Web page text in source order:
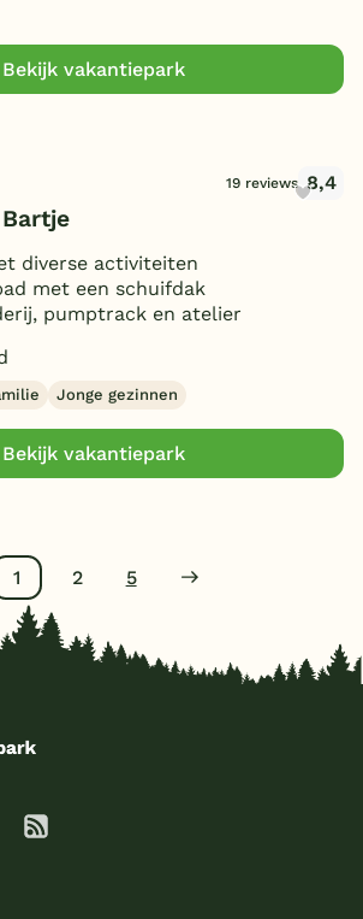
Bekijk vakantiepark
19 reviews 8,4
diverse activiteiten
met een schuifdak
pumptrack en atelier
Jonge gezinnen
Bekijk vakantiepark
1 2 5